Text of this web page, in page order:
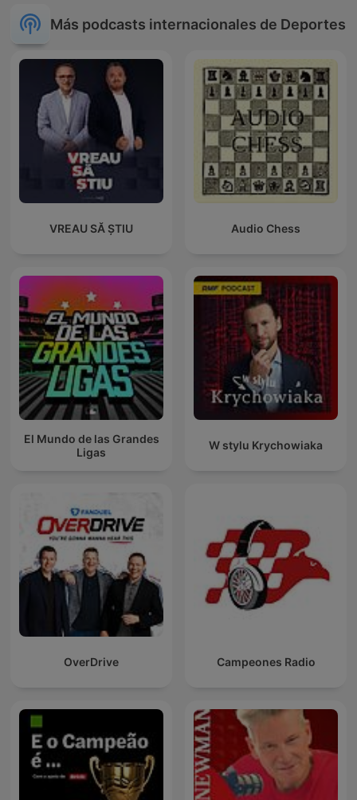
Más podcasts internacionales de Deportes
VREAU SĂ ȘTIU Audio Chess
El Mundo de las Grandes
Ligas
W stylu Krychowiaka
OverDrive Campeones Radio